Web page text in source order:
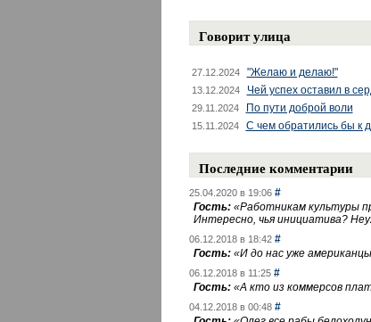
Говорит улица
27.12.2024 "Желаю и делаю!"
13.12.2024 Чей успех оставил в
29.11.2024 По пути доброй воли
15.11.2024 С чем обратились бы к
Последние комментарии
25.04.2020 в 19:06 #
Гость: «Работникам культуры
Интересно, чья инициатива?
06.12.2018 в 18:42 #
Гость: «И до нас уже
06.12.2018 в 11:25 #
Гость: «А кто из коммерсов
04.12.2018 в 00:48 #